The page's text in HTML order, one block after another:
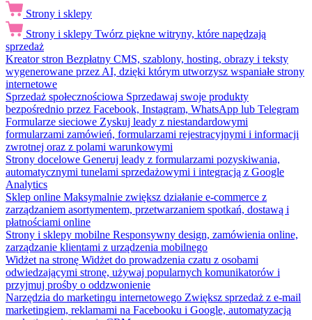
Strony i sklepy
Strony i sklepy Twórz piękne witryny, które napędzają
sprzedaż
Kreator stron Bezpłatny CMS, szablony, hosting, obrazy i teksty
wygenerowane przez AI, dzięki którym utworzysz wspaniałe strony
internetowe
Sprzedaż społecznościowa Sprzedawaj swoje produkty
bezpośrednio przez Facebook, Instagram, WhatsApp lub Telegram
Formularze sieciowe Zyskuj leady z niestandardowymi
formularzami zamówień, formularzami rejestracyjnymi i informacji
zwrotnej oraz z polami warunkowymi
Strony docelowe Generuj leady z formularzami pozyskiwania,
automatycznymi tunelami sprzedażowymi i integracją z Google
Analytics
Sklep online Maksymalnie zwiększ działanie e-commerce z
zarządzaniem asortymentem, przetwarzaniem spotkań, dostawą i
płatnościami online
Strony i sklepy mobilne Responsywny design, zamówienia online,
zarządzanie klientami z urządzenia mobilnego
Widżet na stronę Widżet do prowadzenia czatu z osobami
odwiedzającymi stronę, używaj popularnych komunikatorów i
przyjmuj prośby o oddzwonienie
Narzędzia do marketingu internetowego Zwiększ sprzedaż z e-mail
marketingiem, reklamami na Facebooku i Google, automatyzacją